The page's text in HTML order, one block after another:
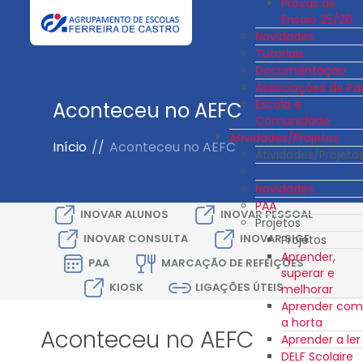
Ensaio 25/26
Novidades
Tutoriais
Documentação
Associações de
Escola e
Comunidade
Atividades/Projetos
Atividades/
Novidades
PAA
Projetos
Projetos
Aprender,
superar e
melhorar
Aprender com
a horta
Aprender a ler
DELF Scolaire
Aconteceu no AEFC
Início // Aconteceu no AEFC
INOVAR ALUNOS
INOVAR PESSOAL
INOVAR CONSULTA
INOVAR SIGE
PAA
MARCAÇÃO DE REFEIÇÕES
KIOSK
LIGAÇÕES ÚTEIS
Aconteceu no AEFC